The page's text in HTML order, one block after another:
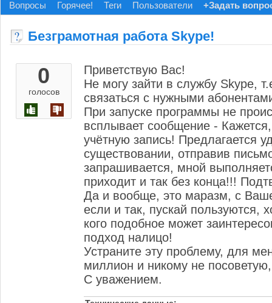
Вопросы Горячее! Теги Пользователи +Задать
Безграмотная работа Skype!
0
голосов
Приветствую Вас!
Не могу зайти в службу Skype,
связаться с нужными
При запуске программы не
всплывает сообщение -
учётную запись! Предлагается
существовании, отправив
запрашивается, мной
приходит и так без конца!!!
Да и вообще, это маразм, с
если и так, пускай пользуются,
кого подобное может
подход налицо!
Устраните эту проблему, для
миллион и никому не
С уважением.